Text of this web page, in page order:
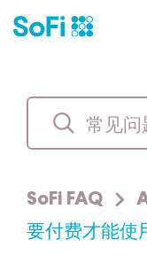
SoFi FAQ
要付费才能